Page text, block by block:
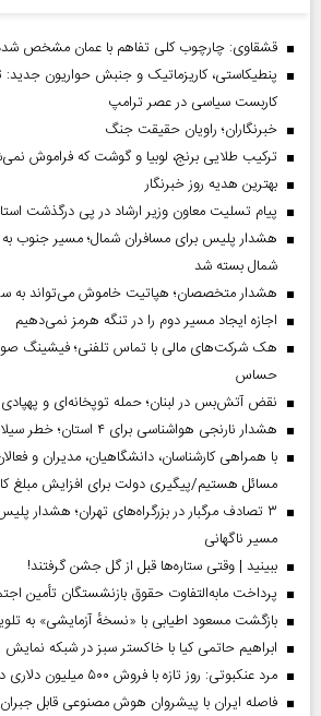
قشقاوی: چارچوب کلی تفاهم با عمان مشخص
پنطیکاستی، کاریزماتیک و جنبش حواریون جدید:
کاربست سیاسی در عصر ترامپ
خبرنگاران؛ راویان حقیقت جنگ
ترکیب طلایی برنج، لوبیا و گوشت که فراموش
بهترین هدیه روز خبرنگار
پیام تسلیت معاون وزیر ارشاد در پی درگذشت استاد
هشدار پلیس برای مسافران شمال؛ مسیر جنوب
شمال بسته شد
هشدار متخصصان؛ هپاتیت خاموش می‌تواند به
اجازه ایجاد مسیر دوم را در تنگه هرمز نمی‌دهیم
هک شرکت‌های مالی با تماس تلفنی؛ فیشینگ
حساس
نقض آتش‌بس در لبنان؛ حمله توپخانه‌ای و
هشدار نارنجی هواشناسی برای ۴ استان؛ خطر سیلاب و رعدوبرق در ارتفاعات
با همراهی کارشناسان، دانشگاهیان، مدیران و
مسائل هستیم/پیگیری دولت برای افزایش مبلغ
۳ تصادف مرگبار در بزرگراه‌های تهران؛ هشدار
مسیر ناگهانی
ببینید | وقتی ستاره‌ها قبل از گل جشن گرفتند!
پرداخت مابه‌التفاوت حقوق بازنشستگان تأمین
بازگشت مسعود اطیابی با «نسخهٔ آزمایشی» به
ابراهیم حاتمی کیا با خاکستر سبز در شبکه نمایش
مرد عنکبوتی: روز تازه با فروش ۵۰۰ میلیون دلاری در آمریکا رکوردشکنی کرد
فاصله ایران با پیشرو‌ان هوش مصنوعی قابل